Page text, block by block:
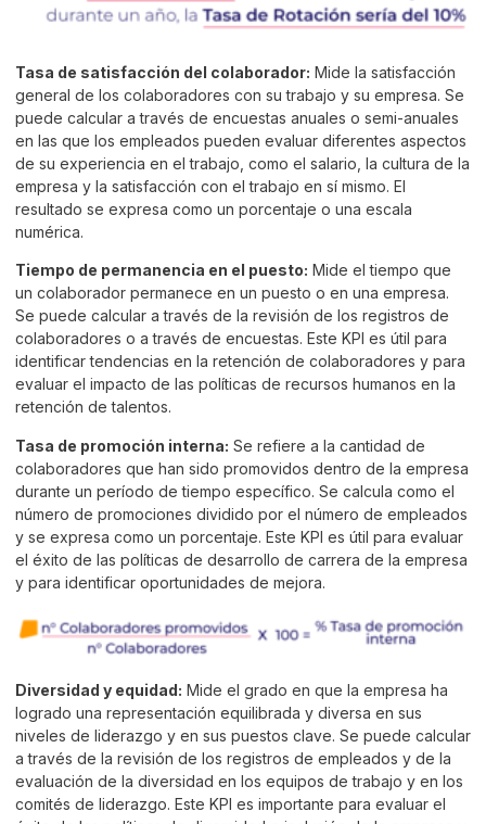
Tasa de satisfacción del colaborador: Mide la satisfacción
general de los colaboradores con su trabajo y su empresa. Se
puede calcular a través de encuestas anuales o semi-anuales
en las que los empleados pueden evaluar diferentes aspectos
de su experiencia en el trabajo, como el salario, la cultura de la
empresa y la satisfacción con el trabajo en sí mismo. El
resultado se expresa como un porcentaje o una escala
numérica.
Tiempo de permanencia en el puesto: Mide el tiempo que
un colaborador permanece en un puesto o en una empresa.
Se puede calcular a través de la revisión de los registros de
colaboradores o a través de encuestas. Este KPI es útil para
identificar tendencias en la retención de colaboradores y para
evaluar el impacto de las políticas de recursos humanos en la
retención de talentos.
Tasa de promoción interna: Se refiere a la cantidad de
colaboradores que han sido promovidos dentro de la empresa
durante un período de tiempo específico. Se calcula como el
número de promociones dividido por el número de empleados
y se expresa como un porcentaje. Este KPI es útil para evaluar
el éxito de las políticas de desarrollo de carrera de la empresa
y para identificar oportunidades de mejora.
Diversidad y equidad: Mide el grado en que la empresa ha
logrado una representación equilibrada y diversa en sus
niveles de liderazgo y en sus puestos clave. Se puede calcular
a través de la revisión de los registros de empleados y de la
evaluación de la diversidad en los equipos de trabajo y en los
comités de liderazgo. Este KPI es importante para evaluar el